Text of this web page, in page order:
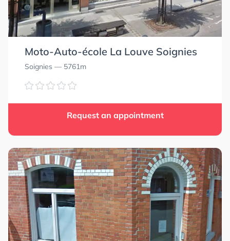
Moto-Auto-école La Louve Soignies
Soignies — 5761m
Request an appointment